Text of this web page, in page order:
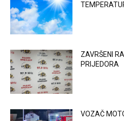
ZAVRŠENI
PRIJEDORA
VOZAČ